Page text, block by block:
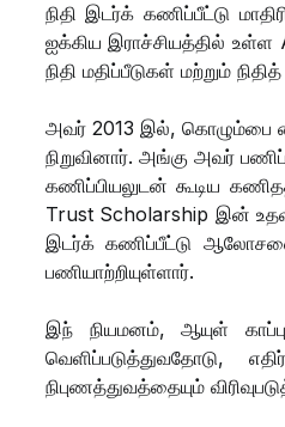
நிதி இடர்க் கணிப்பீட்டு
ஐக்கிய இராச்சியத்தில் உள்ள
நிதி மதிப்பீடுகள் மற்றும்
அவர் 2013 இல், கொழும்பை
நிறுவினார். அங்கு அவர்
கணிப்பியலுடன் கூடிய
Trust Scholarship இன்
இடர்க் கணிப்பீட்டு
பணியாற்றியுள்ளார்.
இந் நியமனம், ஆயுள்
வெளிப்படுத்துவதோடு,
நிபுணத்துவத்தையும்